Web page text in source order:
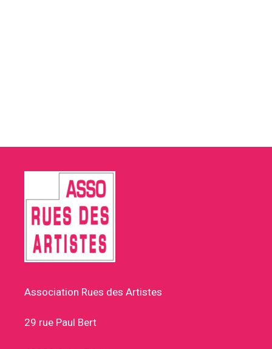
Association Rues des Artistes
29 rue Paul Bert